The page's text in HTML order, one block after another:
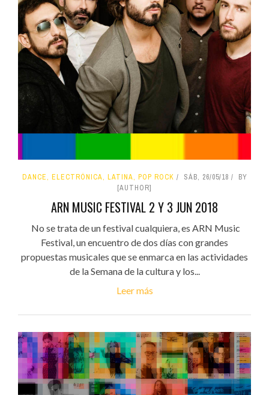
DANCE, ELECTRÓNICA, LATINA, POP ROCK SÁB, 26/05/18
BY
[AUTHOR]
ARN MUSIC FESTIVAL 2 Y 3 JUN 2018
No se trata de un festival cualquiera, es ARN Music
Festival, un encuentro de dos días con grandes
propuestas musicales que se enmarca en las actividades
de la Semana de la cultura y los...
Leer más